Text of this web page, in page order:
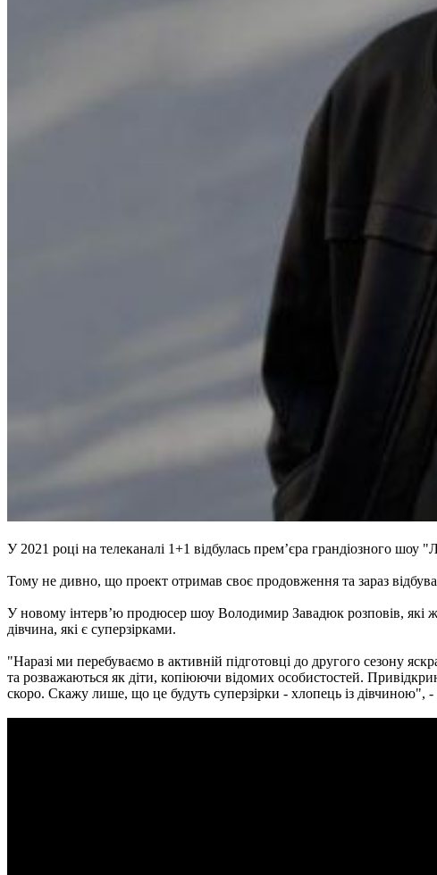
У 2021 році на телеканалі 1+1 відбулась прем’єра грандіозного шоу
Тому не дивно, що проект отримав своє продовження та зараз
У новому інтерв’ю продюсер шоу Володимир Завадюк розповів, які
дівчина, які є суперзірками.
"Наразі ми перебуваємо в активній підготовці до другого сезону
та розважаються як діти, копіюючи відомих особистостей.
скоро. Скажу лише, що це будуть суперзірки - хлопець із дівчиною", -